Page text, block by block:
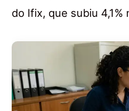
do Ifix, que subiu